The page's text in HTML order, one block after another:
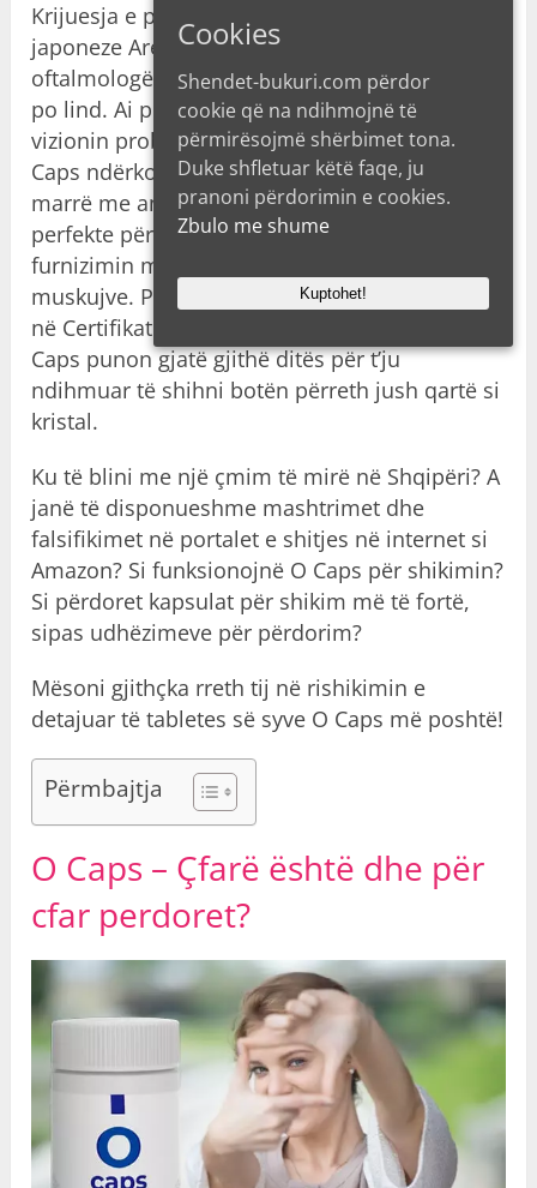
Krijuesja e pilulave për sy është profesorja
japoneze Areta Tanaka. Ai është një nga
oftalmologët më të mirë në Tokën e Diellit që
po lind. Ai personalisht ka vite që lufton me
vizionin problematik. Ai doli me formulën O
Caps ndërkohë që zgjidhte barishte për t’u
marrë me ankesat e tij. Kapsule është zgjidhja
perfekte për njerëzit që duan të përmirësojnë
furnizimin me gjak të nervit optik dhe
muskujve. Produkti ka 95% efikasitet siç thuhet
në Certifikatën e tij të Cilësisë. Ilaç per syrin O
Caps punon gjatë gjithë ditës për t’ju
ndihmuar të shihni botën përreth jush qartë si
kristal.
Ku të blini me një çmim të mirë në Shqipëri? A
janë të disponueshme mashtrimet dhe
falsifikimet në portalet e shitjes në internet si
Amazon? Si funksionojnë O Caps për shikimin?
Si përdoret kapsulat për shikim më të fortë,
sipas udhëzimeve për përdorim?
Mësoni gjithçka rreth tij në rishikimin e
detajuar të tabletes së syve O Caps më poshtë!
Përmbajtja
O Caps – Çfarë është dhe për
cfar perdoret?
Cookies
Shendet-bukuri.com përdor
cookie që na ndihmojnë të
përmirësojmë shërbimet tona.
Duke shfletuar këtë faqe, ju
pranoni përdorimin e cookies.
Zbulo me shume
Kuptohet!